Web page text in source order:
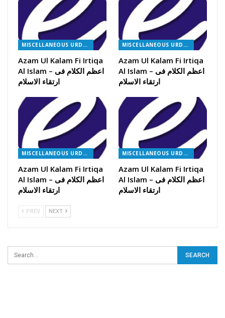
MISCELLANEOUS URDU BOOKS
Azam Ul Kalam Fi Irtiqa
Al Islam – اعظم الکلام فی
ارتقاء الاسلام
MISCELLANEOUS URDU BOOKS
Azam Ul Kalam Fi Irtiqa
Al Islam – اعظم الکلام فی
ارتقاء الاسلام
MISCELLANEOUS URDU BOOKS
Azam Ul Kalam Fi Irtiqa
Al Islam – اعظم الکلام فی
ارتقاء الاسلام
MISCELLANEOUS URDU BOOKS
Azam Ul Kalam Fi Irtiqa
Al Islam – اعظم الکلام فی
ارتقاء الاسلام
PREV NEXT